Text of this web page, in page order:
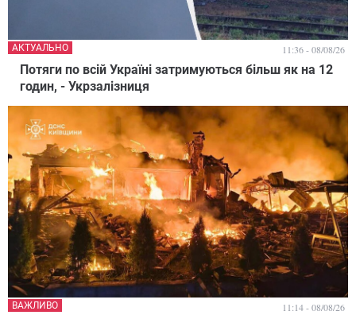
Потяги по всій Україні затримуються більш як на 12
годин, - Укрзалізниця
АКТУАЛЬНО 11:36 - 08/08/26
ВАЖЛИВО 11:14 - 08/08/26